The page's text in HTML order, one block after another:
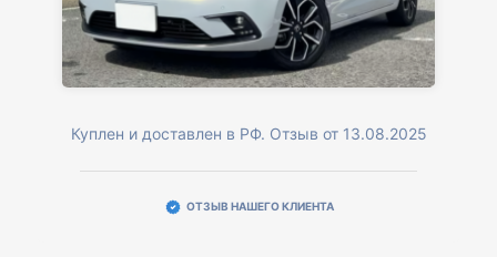
Куплен и доставлен в РФ. Отзыв от 13.08.2025
ОТЗЫВ НАШЕГО КЛИЕНТА